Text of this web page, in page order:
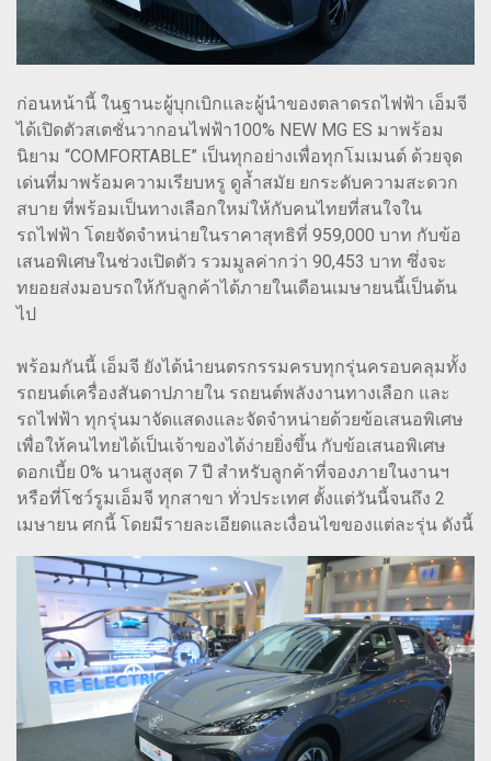
ก่อนหน้านี้ ในฐานะผู้บุกเบิกและผู้นำของตลาดรถไฟฟ้า เอ็มจี
ได้เปิดตัวสเตชั่นวากอนไฟฟ้า100% NEW MG ES มาพร้อม
นิยาม “COMFORTABLE” เป็นทุกอย่างเพื่อทุกโมเมนต์ ด้วยจุด
เด่นที่มาพร้อมความเรียบหรู ดูล้ำสมัย ยกระดับความสะดวก
สบาย ที่พร้อมเป็นทางเลือกใหม่ให้กับคนไทยที่สนใจใน
รถไฟฟ้า โดยจัดจำหน่ายในราคาสุทธิที่ 959,000 บาท กับข้อ
เสนอพิเศษในช่วงเปิดตัว รวมมูลค่ากว่า 90,453 บาท ซึ่งจะ
ทยอยส่งมอบรถให้กับลูกค้าได้ภายในเดือนเมษายนนี้เป็นต้น
ไป
พร้อมกันนี้ เอ็มจี ยังได้นำยนตรกรรมครบทุกรุ่นครอบคลุมทั้ง
รถยนต์เครื่องสันดาปภายใน รถยนต์พลังงานทางเลือก และ
รถไฟฟ้า ทุกรุ่นมาจัดแสดงและจัดจำหน่ายด้วยข้อเสนอพิเศษ
เพื่อให้คนไทยได้เป็นเจ้าของได้ง่ายยิ่งขึ้น กับข้อเสนอพิเศษ
ดอกเบี้ย 0% นานสูงสุด 7 ปี สำหรับลูกค้าที่จองภายในงานฯ
หรือที่โชว์รูมเอ็มจี ทุกสาขา ทั่วประเทศ ตั้งแต่วันนี้จนถึง 2
เมษายน ศกนี้ โดยมีรายละเอียดและเงื่อนไขของแต่ละรุ่น ดังนี้